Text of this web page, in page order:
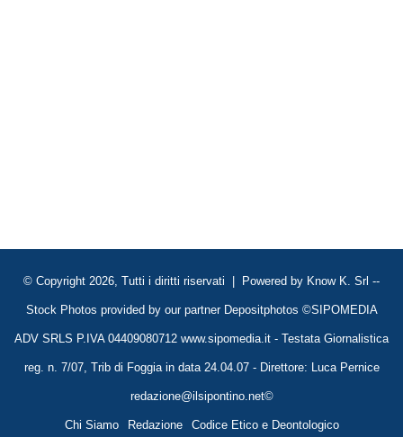
© Copyright 2026, Tutti i diritti riservati | Powered by Know K. Srl --
Stock Photos provided by our partner Depositphotos ©SIPOMEDIA
ADV SRLS P.IVA 04409080712 www.sipomedia.it - Testata Giornalistica
reg. n. 7/07, Trib di Foggia in data 24.04.07 - Direttore: Luca Pernice
redazione@ilsipontino.net©
Chi Siamo Redazione Codice Etico e Deontologico